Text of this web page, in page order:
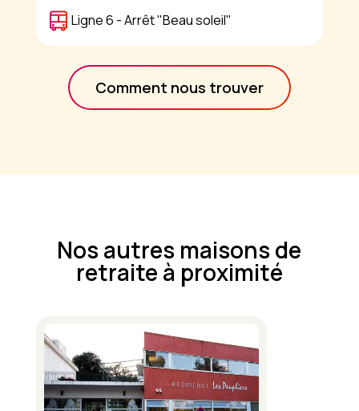
Ligne 6 - Arrêt "Beau soleil"
Comment nous trouver
Nos autres maisons de
retraite à proximité